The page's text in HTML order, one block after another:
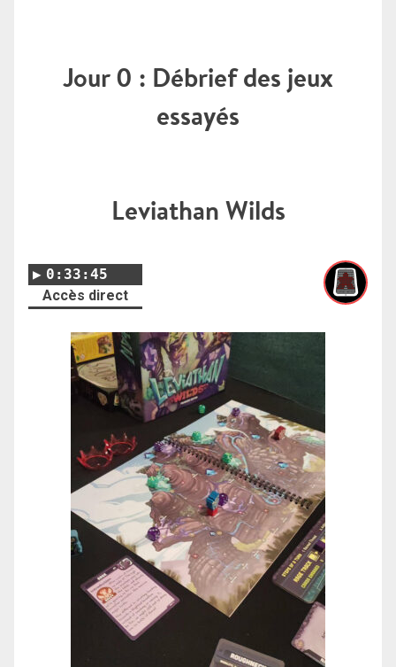
Jour 0 : Débrief des jeux
essayés
Leviathan Wilds
0:33:45
Accès direct